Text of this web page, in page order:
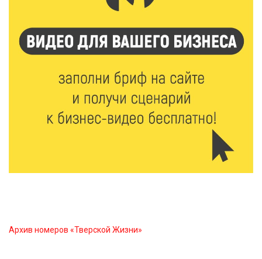
6 Авг 2026 15:48 581
Голубев проверил школы и детсады Зубцова к 1
6 Авг 2026 15:01 325
От Твери до Москвы: выставка художника
Владимира Васильева о героях СВО проходит в РГБ
Архив номеров «Тверской Жизни»